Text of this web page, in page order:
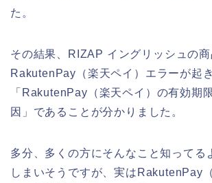
た。
その結果、RIZAP イングリッシュの商
RakutenPay（楽天ペイ）エラーが起
「RakutenPay（楽天ペイ）の有効期
因」であることが分かりました。
多分、多くの方にそんなこと知ってる
しまいそうですが、実はRakutenPay